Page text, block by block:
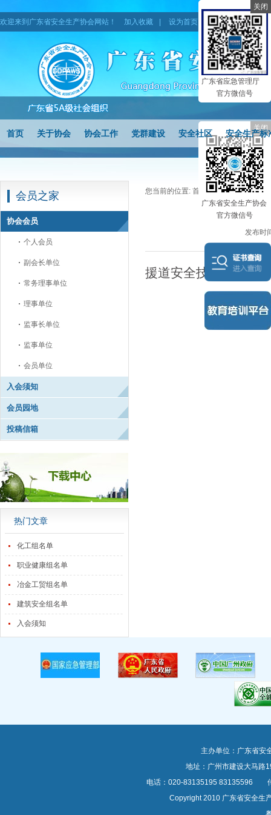
欢迎来到广东省安全生产协会网站！ 加入收藏 设为首页 网站地图
首页 关于协会 协会工作 党群建设 安全社区 安全生产标
会员之家
协会会员
个人会员
副会长单位
常务理事单位
理事单位
监事长单位
监事单位
会员单位
入会须知
会员园地
投稿信箱
热门文章
化工组名单
职业健康组名单
冶金工贸组名单
建筑安全组名单
入会须知
您当前的位置: 首页>会员之家>协会
发布时
援道安全技术（广东)
主办单位：广东省
地址：广州市建设大马
电话：020-83135195 83135596
Copyright 2010 广东省安全生
广东省应急管理厅
官方微信号
关闭
广东省安全生产协会
官方微信号
关闭